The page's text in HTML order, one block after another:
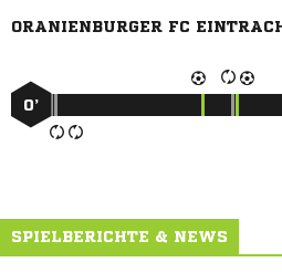
ORANIENBURGER FC
0’
SPIELBERICHTE & NEWS